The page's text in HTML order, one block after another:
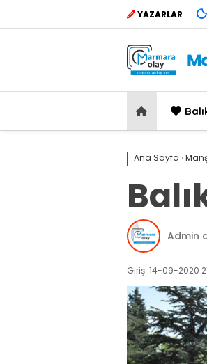
YAZARLAR
Ana Sayfa ›
Admin
Giriş: 14-09-2020